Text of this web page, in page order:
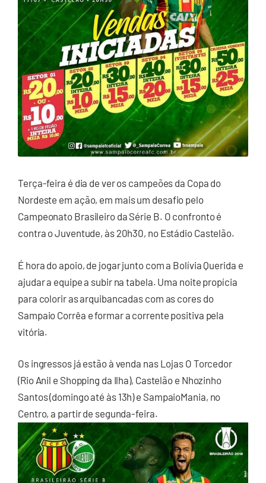
Terça-feira é dia de ver os campeões da Copa do
Nordeste em ação, em mais um desafio pelo
Campeonato Brasileiro da Série B. O confronto é
contra o Juventude, às 20h30, no Estádio Castelão.
É hora do apoio, de jogar junto com a Bolívia Querida e
ajudar a equipe a subir na tabela. Uma noite propícia
para colorir as arquibancadas com as cores do
Sampaio Corrêa e formar a corrente positiva pela
vitória.
Os ingressos já estão à venda nas Lojas O Torcedor
(Rio Anil e Shopping da Ilha), Castelão e Nhozinho
Santos (domingo até às 13h) e SampaioMania, no
Centro, a partir de segunda-feira.